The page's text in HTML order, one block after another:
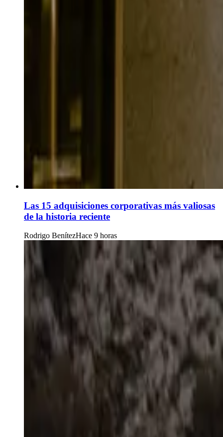
Las 15 adquisiciones corporativas más valiosas
de la historia reciente
Rodrigo BenítezHace 9 horas